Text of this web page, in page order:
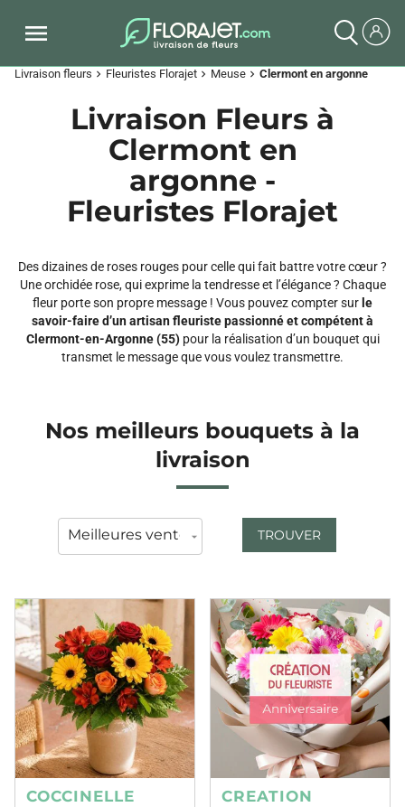
Livraison fleurs chevron_right Fleuristes Florajet chevron_right Meuse chevron_right Clermont en argonne
Livraison Fleurs à
Clermont en
argonne -
Fleuristes Florajet
Des dizaines de roses rouges pour celle qui fait battre votre cœur ?
Une orchidée rose, qui exprime la tendresse et l’élégance ? Chaque
fleur porte son propre message ! Vous pouvez compter sur le
savoir-faire d’un artisan fleuriste passionné et compétent à
Clermont-en-Argonne (55)pour la réalisation d’un bouquet qui
transmet le message que vous voulez transmettre.
Nos meilleurs bouquets à la
livraison
TROUVER
COCCINELLE
CREATION